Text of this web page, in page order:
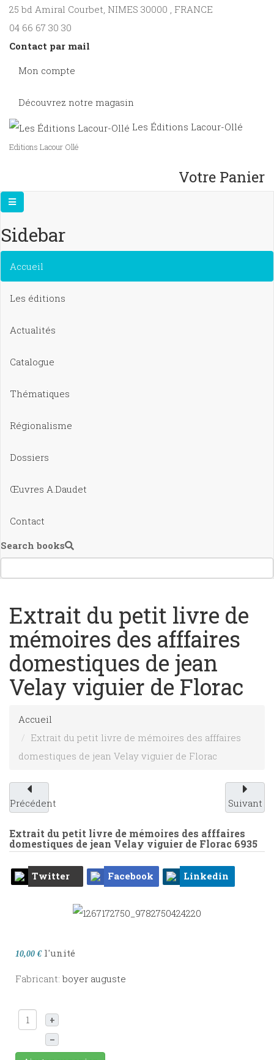
25 bd Amiral Courbet, NIMES 30000 , FRANCE
04 66 67 30 30
Contact par mail
Mon compte
Découvrez notre magasin
Les Éditions Lacour-Ollé
Editions Lacour Ollé
Votre Panier
Sidebar
×
Accueil
Les éditions
Actualités
Catalogue
Thématiques
Régionalisme
Dossiers
Œuvres A.Daudet
Contact
Search books
Extrait du petit livre de
mémoires des afffaires
domestiques de jean
Velay viguier de Florac
Accueil
Extrait du petit livre de mémoires des afffaires
domestiques de jean Velay viguier de Florac
Précédent Suivant
Extrait du petit livre de mémoires des afffaires
domestiques de jean Velay viguier de Florac 6935
Twitter Facebook Linkedin
10,00 € l'unité
Fabricant: boyer auguste
+
–